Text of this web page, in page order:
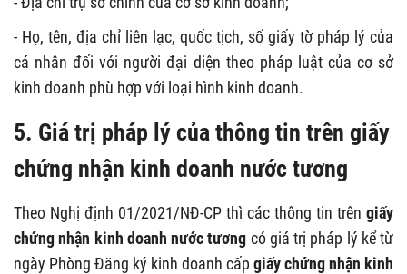
- Họ, tên, địa chỉ liên lạc, quốc tịch, số giấy tờ pháp lý của
cá nhân đối với người đại diện theo pháp luật của cơ sở
kinh doanh phù hợp với loại hình kinh doanh.
5. Giá trị pháp lý của thông tin trên giấy
chứng nhận kinh doanh nước tương
Theo Nghị định 01/2021/NĐ-CP thì các thông tin trên giấy
chứng nhận kinh doanh nước tương có giá trị pháp lý kể từ
ngày Phòng Đăng ký kinh doanh cấp giấy chứng nhận kinh